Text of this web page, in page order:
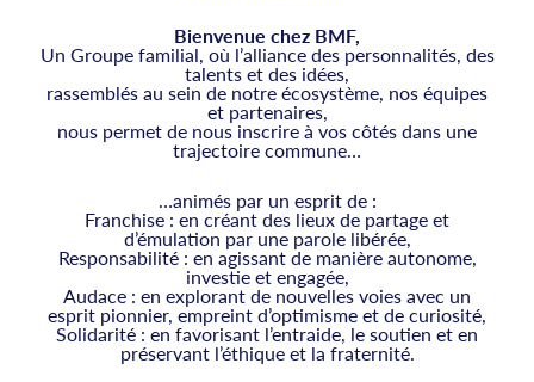
Bienvenue chez BMF,
Un Groupe familial, où l’alliance des personnalités, des
talents et des idées,
rassemblés au sein de notre écosystème, nos équipes
et partenaires,
nous permet de nous inscrire à vos côtés dans une
trajectoire commune…
…animés par un esprit de :
Franchise : en créant des lieux de partage et
d’émulation par une parole libérée,
Responsabilité : en agissant de manière autonome,
investie et engagée,
Audace : en explorant de nouvelles voies avec un
esprit pionnier, empreint d’optimisme et de curiosité,
Solidarité : en favorisant l’entraide, le soutien et en
préservant l’éthique et la fraternité.